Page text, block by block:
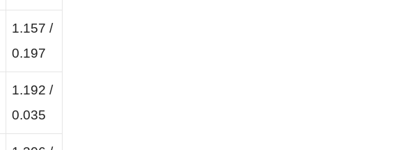
1.157 /
0.197
1.192 /
0.035